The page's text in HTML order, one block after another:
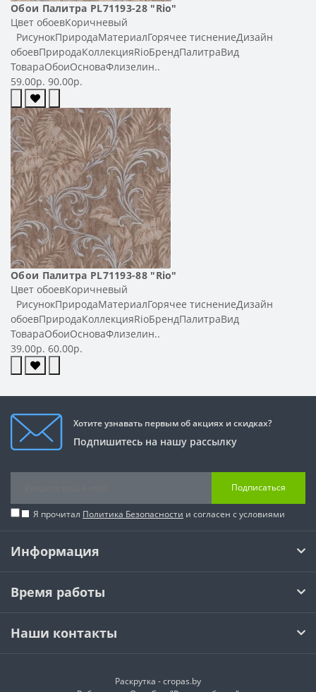
Обои Палитра PL71193-28 "Rio"
Цвет обоевКоричневый
РисунокПриродаМатериалГорячее тиснениеДизайн
обоевПриродаКоллекцияRioБрендПалитраВид
ТовараОбоиОсноваФлизелин..
59.00р. 90.00р.
Обои Палитра PL71193-88 "Rio"
Цвет обоевКоричневый
РисунокПриродаМатериалГорячее тиснениеДизайн
обоевПриродаКоллекцияRioБрендПалитраВид
ТовараОбоиОсноваФлизелин..
39.00р. 60.00р.
Хотите узнавать первым об акциях и скидках?
Подпишитесь на нашу рассылку
Подписаться
Я прочитал Политика Безопасности и согласен с условиями
Информация
Время работы
Наши контакты
Раскрутка -cropas.by